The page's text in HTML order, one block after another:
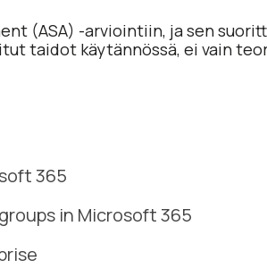
(ASA) -arviointiin, ja sen
taidot käytännössä, ei vain
365
in Microsoft 365